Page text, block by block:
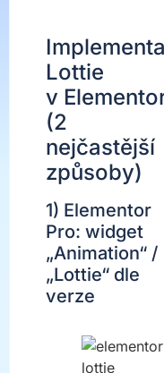
Lottie
v
(2
nejčastější
způsoby)
1) Elementor
Pro: widget
„Animation“ /
„Lottie“ dle
verze